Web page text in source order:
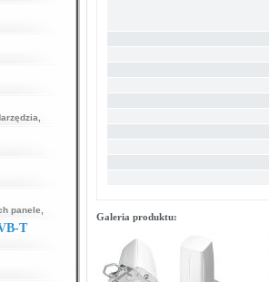
panele
T
Galeria produktu: